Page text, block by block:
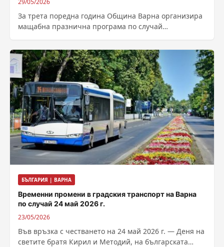
За трета поредна година Община Варна организира
мащабна празнична програма по случай
БЪЛГАРИЯ | ВАРНА
Временни промени в градския транспорт на Варна
по случай 24 май 2026 г.
23/05/2026
Във връзка с честването на 24 май 2026 г. — Деня на
светите братя Кирил и Методий, на българската